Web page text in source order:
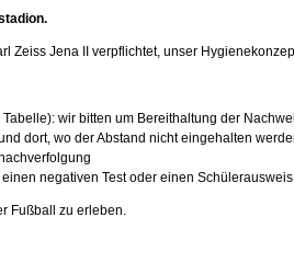
Zeiss Jena II verpflichtet, unser
wir bitten um Bereithaltung der
dort, wo der Abstand nicht eingehalten
negativen Test oder einen Schülerausweis
Fußball zu erleben.